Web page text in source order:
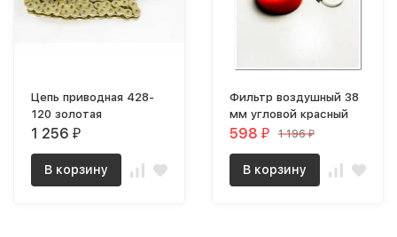
Цепь приводная 428-
120 золотая
1 256 ₽
В корзину
Фильтр воздушный 38
мм угловой красный
598 ₽ 1 196₽
В корзину